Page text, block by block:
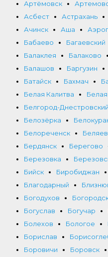
Артёмовск
Асбест
Астрахань
Ачинск
Аша
Бабаево
Багаевский
Балаклея
Балаково
Балашов
Баргузин
Батайск
Бахмач
Белая Калитва
Белгород-Днестровский
Белозёрка
Белореченск
Бердянск
Берегово
Березовка
Бийск
Биробиджан
Благодарный
Богодухов
Богуслав
Богучар
Болехов
Бологое
Борислав
Боровичи
Боровск